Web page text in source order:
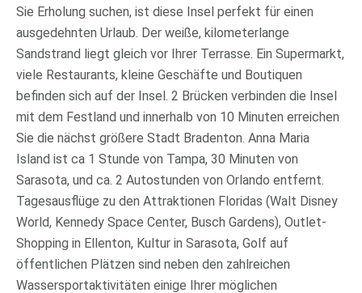
Sie Erholung suchen, ist diese Insel perfekt für einen
ausgedehnten Urlaub. Der weiße, kilometerlange
Sandstrand liegt gleich vor Ihrer Terrasse. Ein Supermarkt,
viele Restaurants, kleine Geschäfte und Boutiquen
befinden sich auf der Insel. 2 Brücken verbinden die Insel
mit dem Festland und innerhalb von 10 Minuten erreichen
Sie die nächst größere Stadt Bradenton. Anna Maria
Island ist ca 1 Stunde von Tampa, 30 Minuten von
Sarasota, und ca. 2 Autostunden von Orlando entfernt.
Tagesausflüge zu den Attraktionen Floridas (Walt Disney
World, Kennedy Space Center, Busch Gardens), Outlet-
Shopping in Ellenton, Kultur in Sarasota, Golf auf
öffentlichen Plätzen sind neben den zahlreichen
Wassersportaktivitäten einige Ihrer möglichen